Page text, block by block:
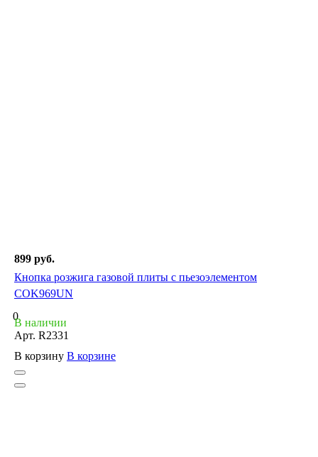
899 руб.
Кнопка розжига газовой плиты с пьезоэлементом
COK969UN
0
В наличии
Арт. R2331
В корзину В корзине